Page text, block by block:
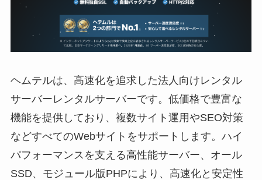
ヘムテルは、高速化を追求した法人向けレンタル
サーバーレンタルサーバーです。低価格で豊富な
機能を提供しており、複数サイト運用やSEO対策
などすべてのWebサイトをサポートします。ハイ
パフォーマンスを支える高性能サーバー、オール
SSD、モジュール版PHPにより、高速化と安定性